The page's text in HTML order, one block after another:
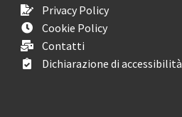
Privacy Policy
Cookie Policy
Contatti
Dichiarazione di accessibilità